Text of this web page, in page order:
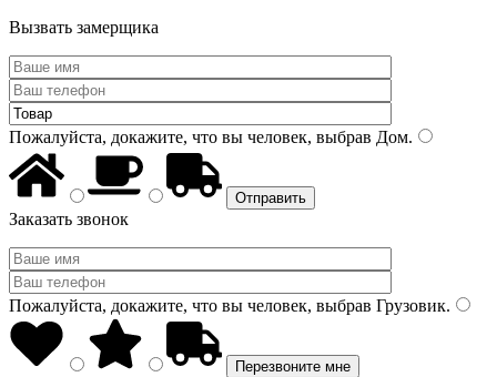
Вызвать замерщика
Пожалуйста, докажите, что вы человек, выбрав Дом.
Заказать звонок
Пожалуйста, докажите, что вы человек, выбрав Грузовик.